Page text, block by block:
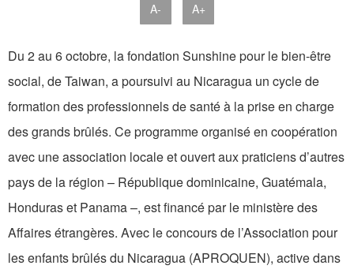
A- A+
Du 2 au 6 octobre, la fondation Sunshine pour le bien-être
social, de Taiwan, a poursuivi au Nicaragua un cycle de
formation des professionnels de santé à la prise en charge
des grands brûlés. Ce programme organisé en coopération
avec une association locale et ouvert aux praticiens d’autres
pays de la région – République dominicaine, Guatémala,
Honduras et Panama –, est financé par le ministère des
Affaires étrangères. Avec le concours de l’Association pour
les enfants brûlés du Nicaragua (APROQUEN), active dans